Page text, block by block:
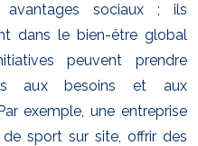
sociaux ; ils
dans le bien-être global
peuvent prendre
aux besoins et aux
exemple, une entreprise
sport sur site, offrir des